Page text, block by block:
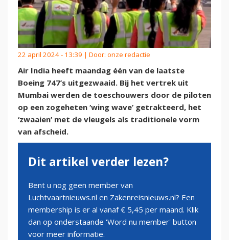
22 april 2024 - 13:39 | Door: onze redactie
Air India heeft maandag één van de laatste
Boeing 747’s uitgezwaaid. Bij het vertrek uit
Mumbai werden de toeschouwers door de piloten
op een zogeheten ‘wing wave’ getrakteerd, het
‘zwaaien’ met de vleugels als traditionele vorm
van afscheid.
Dit artikel verder lezen?
Bent u nog geen member van
Luchtvaartnieuws.nl en Zakenreisnieuws.nl? Een
membership is er al vanaf € 5,45 per maand. Klik
dan op onderstaande 'Word nu member' button
voor meer informatie.